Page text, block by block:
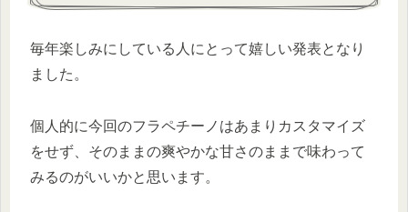
毎年楽しみにしている人にとって嬉しい発表となり
ました。
個人的に今回のフラペチーノはあまりカスタマイズ
をせず、そのままの爽やかな甘さのままで味わって
みるのがいいかと思います。